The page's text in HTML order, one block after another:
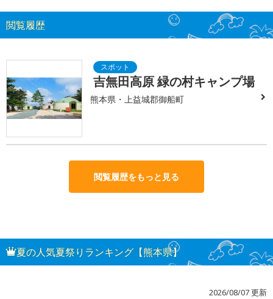
閲覧履歴
吉無田高原 緑の村キャンプ場
熊本県・上益城郡御船町
閲覧履歴をもっと見る
夏の人気夏祭りランキング【熊本県】
2026/08/07 更新